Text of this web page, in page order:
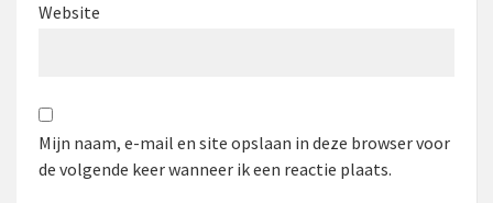
Website
Mijn naam, e-mail en site opslaan in deze browser voor
de volgende keer wanneer ik een reactie plaats.